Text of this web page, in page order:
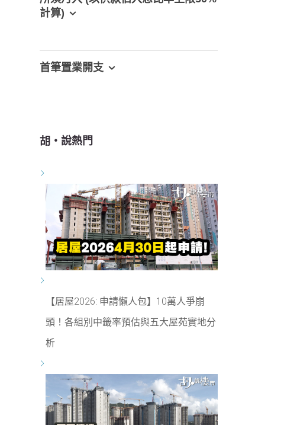
計算)
首筆置業開支
胡‧說熱門
【居屋2026: 申請懶人包】10萬人爭崩
頭！各組別中籤率預估與五大屋苑實地分
析